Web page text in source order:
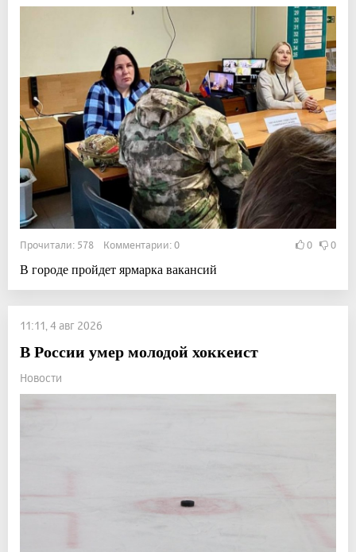
Прочитали: 578 Комментарии: 0 0 0
В городе пройдет ярмарка вакансий
11:11, 4 авг 2026
В России умер молодой хоккеист
Новости